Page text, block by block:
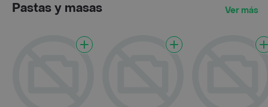
Pastas y masas Ver más